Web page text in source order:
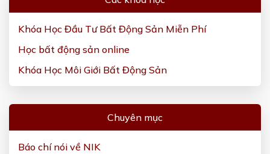
Khóa Học Đầu Tư Bất Động Sản Miễn Phí
Học bất động sản online
Khóa Học Môi Giới Bất Động Sản
Chuyên mục
Báo chí nói về NIK